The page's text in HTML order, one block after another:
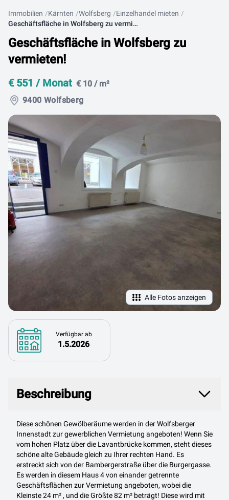
Immobilien Kärnten Wolfsberg
Einzelhandel mieten
Geschäftsfläche in Wolfsberg zu vermieten!
Geschäftsfläche in Wolfsberg zu
vermieten!
€ 551 / Monat € 10 / m²
9400 Wolfsberg
Alle Fotos anzeigen
Verfügbar ab
1.5.2026
Beschreibung
Diese schönen Gewölberäume werden in der Wolfsberger
Innenstadt zur gewerblichen Vermietung angeboten! Wenn Sie
vom hohen Platz über die Lavantbrücke kommen, steht dieses
schöne alte Gebäude gleich zu Ihrer rechten Hand. Es
erstreckt sich von der Bambergerstraße über die Burgergasse.
Es werden in diesem Haus 4 von einander getrennte
Geschäftsflächen zur Vermietung angeboten, wobei die
Kleinste 24 m² , und die Größte 82 m² beträgt! Diese wird mit